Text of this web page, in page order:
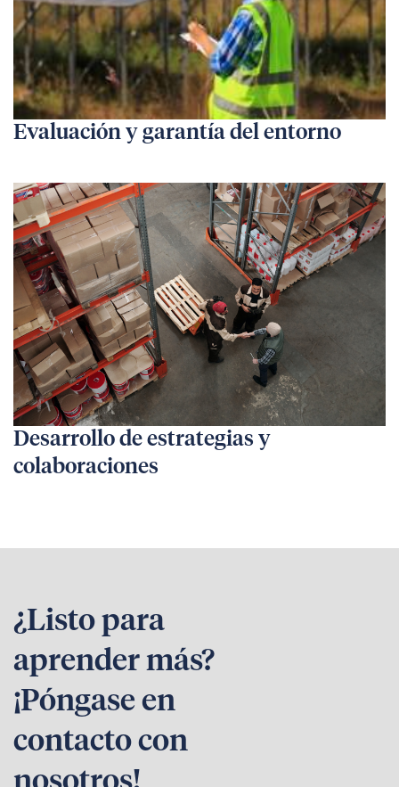
Evaluación y garantía del entorno
Desarrollo de estrategias y
colaboraciones
¿Listo para
aprender más?
¡Póngase en
contacto con